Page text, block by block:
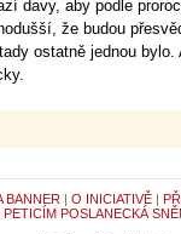
davy, aby podle
že budou
ostatně jednou
BANNER | O INICIATIVĚ|
POSLANECKÁ